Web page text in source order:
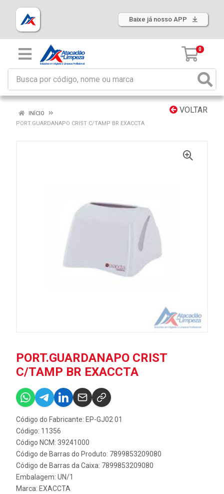
Baixe já nosso APP
0
VOLTAR
INÍCIO
PORT.GUARDANAPO CRIST C/TAMP BR EXACCTA
PORT.GUARDANAPO CRIST
C/TAMP BR EXACCTA
Código do Fabricante: EP-GJ02 01
Código: 11356
Código NCM: 39241000
Código de Barras do Produto: 7899853209080
Código de Barras da Caixa: 7899853209080
Embalagem: UN/1
Marca: EXACCTA